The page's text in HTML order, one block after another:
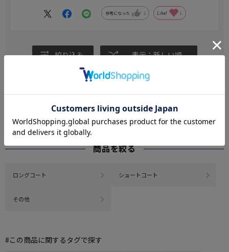
参考になった 2 Like! 1
絞り込み 表示：新しい順
レビューを書く
商品を絞る
ロングコート ショートコート
その他
#この商品に関するタグで探す